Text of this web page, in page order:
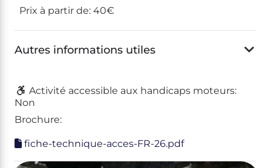
Prix à partir de: 40€
Autres informations utiles
Activité accessible aux handicaps moteurs:
Non
Brochure:
fiche-technique-acces-FR-26.pdf